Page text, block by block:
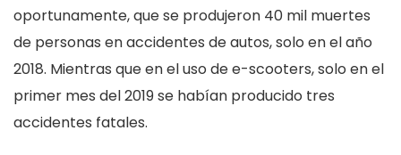
oportunamente, que se produjeron 40 mil muertes
de personas en accidentes de autos, solo en el año
2018. Mientras que en el uso de e-scooters, solo en el
primer mes del 2019 se habían producido tres
accidentes fatales.